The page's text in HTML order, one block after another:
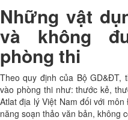
Những vật
và không
phòng thi
Theo quy định của Bộ GD&ĐT,
vào phòng thi như: thước kẻ,
Atlat địa lý Việt Nam đối với
năng soạn thảo văn bản, không